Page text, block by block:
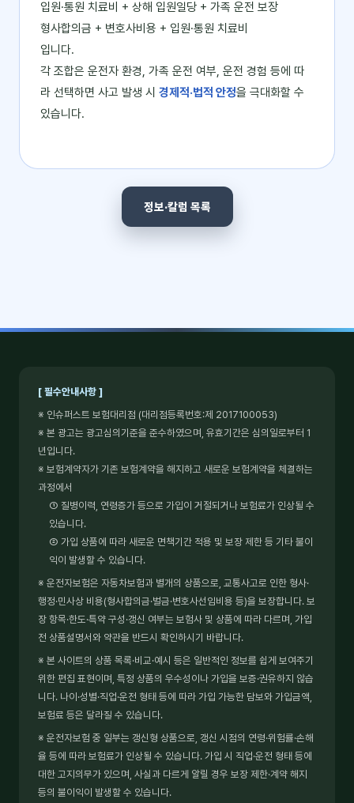
입원·통원 치료비 + 상해 입원일당 + 가족 운전 보장
형사합의금 + 변호사비용 + 입원·통원 치료비
입니다.
각 조합은 운전자 환경, 가족 운전 여부, 운전 경험 등에 따
라 선택하면 사고 발생 시 경제적·법적 안정을 극대화할 수
있습니다.
정보·칼럼 목록
[ 필수안내사항 ]
※ 인슈퍼스트 보험대리점 (대리점등록번호:제 2017100053)
※ 본 광고는 광고심의기준을 준수하였으며, 유효기간은 심의일로부터 1
년입니다.
※ 보험계약자가 기존 보험계약을 해지하고 새로운 보험계약을 체결하는
과정에서
① 질병이력, 연령증가 등으로 가입이 거절되거나 보험료가 인상될 수
있습니다.
② 가입 상품에 따라 새로운 면책기간 적용 및 보장 제한 등 기타 불이
익이 발생할 수 있습니다.
※ 운전자보험은 자동차보험과 별개의 상품으로, 교통사고로 인한 형사·
행정·민사상 비용(형사합의금·벌금·변호사선임비용 등)을 보장합니다. 보
장 항목·한도·특약 구성·갱신 여부는 보험사 및 상품에 따라 다르며, 가입
전 상품설명서와 약관을 반드시 확인하시기 바랍니다.
※ 본 사이트의 상품 목록·비교·예시 등은 일반적인 정보를 쉽게 보여주기
위한 편집 표현이며, 특정 상품의 우수성이나 가입을 보증·권유하지 않습
니다. 나이·성별·직업·운전 형태 등에 따라 가입 가능한 담보와 가입금액,
보험료 등은 달라질 수 있습니다.
※ 운전자보험 중 일부는 갱신형 상품으로, 갱신 시점의 연령·위험률·손해
율 등에 따라 보험료가 인상될 수 있습니다. 가입 시 직업·운전 형태 등에
대한 고지의무가 있으며, 사실과 다르게 알릴 경우 보장 제한·계약 해지
등의 불이익이 발생할 수 있습니다.